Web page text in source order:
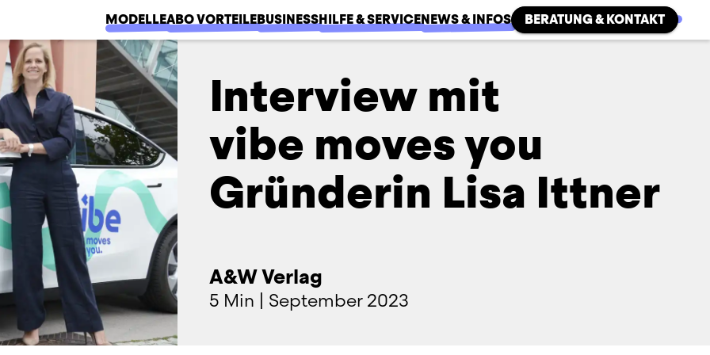
MODELLEABO VORTEILEBUSINESSHILFE & SERVICENEWS & INFOS BERATUNG & KONTAKT
Interview mit
vibe moves you
Gründerin Lisa Ittner
A&W Verlag
5 Min | September 2023